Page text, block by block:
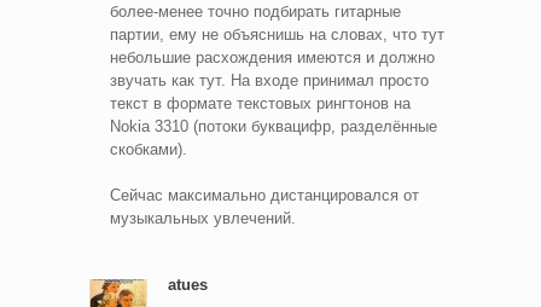
более-менее точно подбирать гитарные
партии, ему не объяснишь на словах, что тут
небольшие расхождения имеются и должно
звучать как тут. На входе принимал просто
текст в формате текстовых рингтонов на
Nokia 3310 (потоки буквацифр, разделённые
скобками).
Сейчас максимально дистанцировался от
музыкальных увлечений.
atues